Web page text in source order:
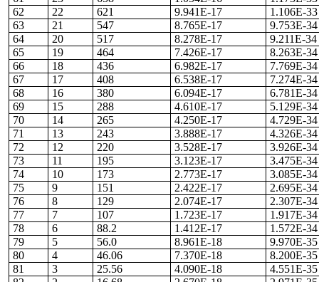
62
22 621 9.941E-17
1.106E-33
63
21 547 8.765E-17
9.753E-34
64
20 517 8.278E-17
9.211E-34
65
19 464 7.426E-17
8.263E-34
66
18 436 6.982E-17
7.769E-34
67
17 408 6.538E-17
7.274E-34
68
16 380 6.094E-17
6.781E-34
69
15 288 4.610E-17
5.129E-34
70
14 265 4.250E-17
4.729E-34
71
13 243 3.888E-17
4.326E-34
72
12 220 3.528E-17
3.926E-34
73
11 195 3.123E-17
3.475E-34
74
10 173 2.773E-17
3.085E-34
75
9 151 2.422E-17
2.695E-34
76
8 129 2.074E-17
2.307E-34
77
7 107 1.723E-17
1.917E-34
78
6 88.2 1.412E-17
1.572E-34
79
5 56.0 8.961E-18
9.970E-35
80
4 46.06 7.370E-18
8.200E-35
81
3 25.56 4.090E-18
4.551E-35